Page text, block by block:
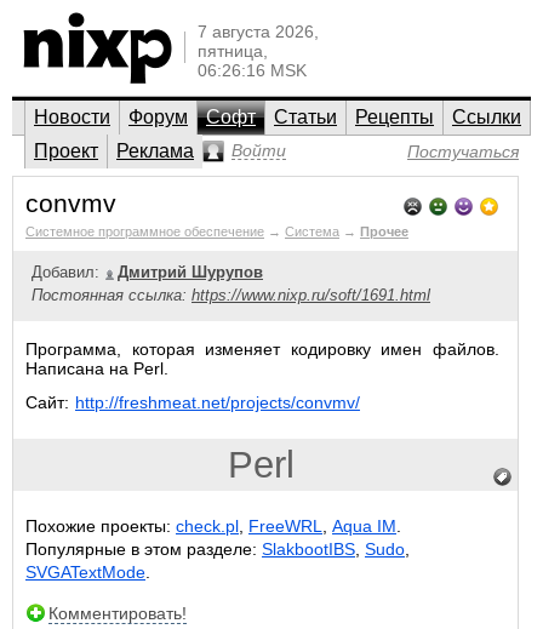
7 августа 2026,
пятница,
06:26:16 MSK
Новости Форум Софт Статьи Рецепты
Ссылки
Проект
Реклама Войти Постучаться
convmv
Системное программное обеспечение → Система → Прочее
Добавил:
Дмитрий Шурупов
Постоянная ссылка: https://www.nixp.ru/soft/1691.html
Программа, которая изменяет кодировку имен файлов.
Написана на Perl.
Сайт: http://freshmeat.net/projects/convmv/
Perl
Похожие проекты: check.pl FreeWRL Aqua IM
Популярные в этом разделе: SlakbootIBS Sudo
SVGATextMode
Комментировать!